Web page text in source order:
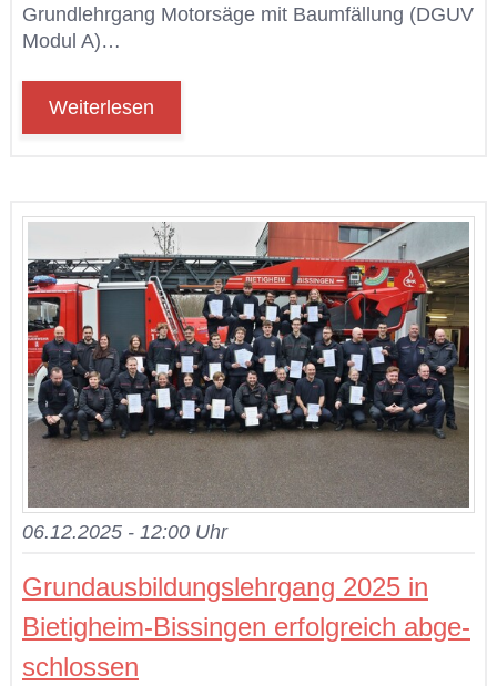
Grund­lehr­gang Mo­tor­sä­ge mit Baum­fäl­lung (DGUV
Mo­dul A)…
Weiterlesen
06.12.2025 - 12:00 Uhr
Grund­aus­bil­dungs­lehr­gang 2025 in
Bie­tig­heim-Bis­sin­gen er­folg­reich ab­ge­
schlos­sen